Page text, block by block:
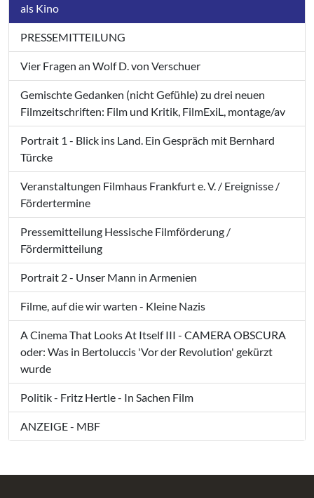
als Kino
PRESSEMITTEILUNG
Vier Fragen an Wolf D. von Verschuer
Gemischte Gedanken (nicht Gefühle) zu drei neuen
Filmzeitschriften: Film und Kritik, FilmExiL, montage/av
Portrait 1 - Blick ins Land. Ein Gespräch mit Bernhard
Türcke
Veranstaltungen Filmhaus Frankfurt e. V. / Ereignisse /
Fördertermine
Pressemitteilung Hessische Filmförderung /
Fördermitteilung
Portrait 2 - Unser Mann in Armenien
Filme, auf die wir warten - Kleine Nazis
A Cinema That Looks At Itself III - CAMERA OBSCURA
oder: Was in Bertoluccis 'Vor der Revolution' gekürzt
wurde
Politik - Fritz Hertle - In Sachen Film
ANZEIGE - MBF